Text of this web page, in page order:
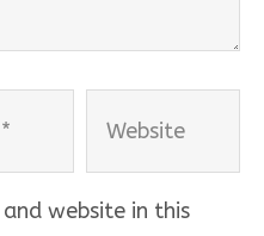
website in this